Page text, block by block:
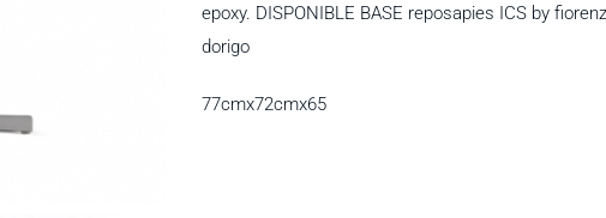
epoxy. DISPONIBLE BASE reposapies ICS by
dorigo
77cmx72cmx65